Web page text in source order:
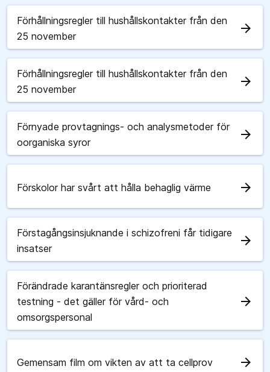
Förhållningsregler till hushållskontakter från den
25 november
arrow_forward
Förhållningsregler till hushållskontakter från den
25 november
arrow_forward
Förnyade provtagnings- och analysmetoder för
oorganiska syror
arrow_forward
Förskolor har svårt att hålla behaglig värme arrow_forward
Förstagångsinsjuknande i schizofreni får tidigare
insatser
arrow_forward
Förändrade karantänsregler och prioriterad
testning - det gäller för vård- och
omsorgspersonal
arrow_forward
Gemensam film om vikten av att ta cellprov arrow_forward